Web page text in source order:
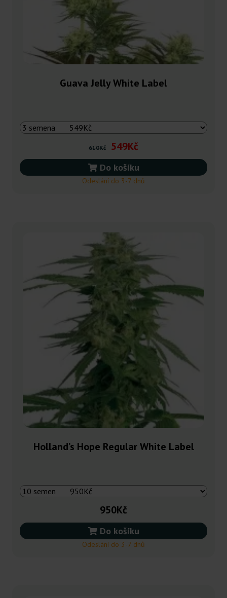
Guava Jelly White Label
610Kč 549Kč
Do košíku
Odeslání do 3-7 dnů
Holland’s Hope Regular White Label
950Kč
Do košíku
Odeslání do 3-7 dnů